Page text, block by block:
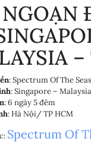
: Spectrum Of The
: Singapore –
: 6 ngày 5 đêm
: Hà Nội/ TP HCM
Spectrum Of